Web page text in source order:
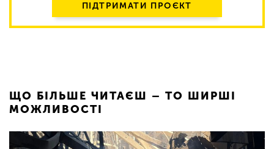
ПІДТРИМАТИ ПРОЄКТ
ЩО БІЛЬШЕ ЧИТАЄШ – ТО ШИРШІ
МОЖЛИВОСТІ